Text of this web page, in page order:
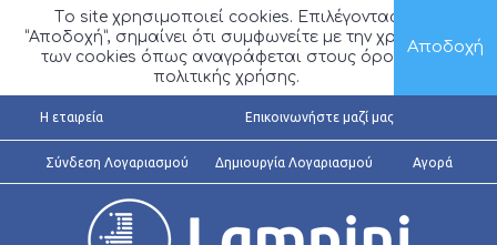
Τo site χρησιμοποιεί cookies. Επιλέγοντας
“Αποδοχή”, σημαίνει ότι συμφωνείτε με την χρήση
των cookies όπως αναγράφεται στους όρους
πολιτικής χρήσης.
Αποδοχή
H εταιρεία Επικοινωνήστε μαζί μας
Σύνδεση Λογαριασμού Δημιουργία Λογαριασμού Αγορά